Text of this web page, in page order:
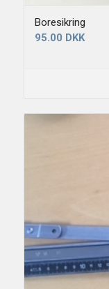
Boresikring
95.00 DKK